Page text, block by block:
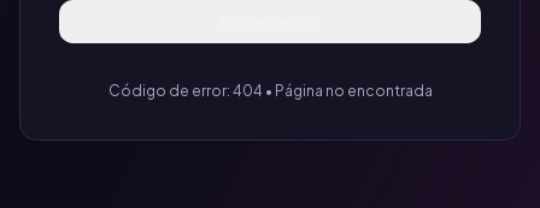
Código de error: 404 • Página no encontrada